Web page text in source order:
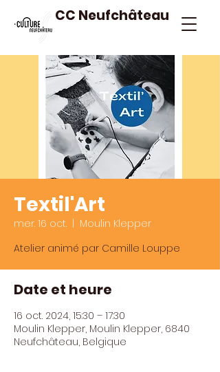
CC Neufchâteau
Textil'Art
mer. 16 oct.
Moulin Klepper
Atelier animé par Camille Louppe
Date et heure
16 oct. 2024, 15:30 – 17:30
Moulin Klepper, Moulin Klepper, 6840
Neufchâteau, Belgique